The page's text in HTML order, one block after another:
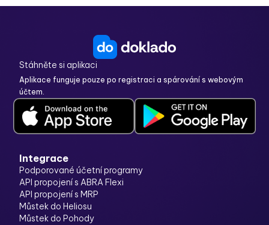
Stáhněte si aplikaci
Aplikace funguje pouze po registraci a spárování s webovým
účtem.
Integrace
Podporované účetní programy
API propojení s ABRA Flexi
API propojení s MRP
Můstek do Heliosu
Můstek do Pohody